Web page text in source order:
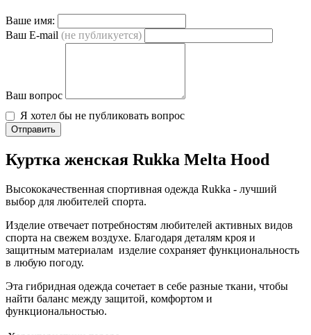
Ваше имя:
Ваш E-mail (не публикуется)
Ваш вопрос
Я хотел бы не публиковать вопрос
Отправить
Куртка женская Rukka Melta Hood
Высококачественная спортивная одежда Rukka - лучший
выбор для любителей спорта.
Изделие отвечает потребностям любителей активных видов
спорта на свежем воздухе. Благодаря деталям кроя и
защитным материалам изделие сохраняет функциональность
в любую погоду.
Эта гибридная одежда сочетает в себе разные ткани, чтобы
найти баланс между защитой, комфортом и
функциональностью.